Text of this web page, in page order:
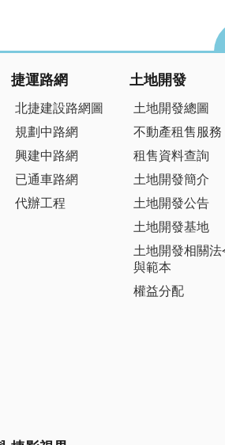
捷運路網
北捷建設路網圖
規劃中路網
興建中路網
已通車路網
代辦工程
土地開發
土地開發總圖
不動產租售服務
租售資料查詢
土地開發簡介
土地開發公告
土地開發基地
土地開發相關法
與範本
權益分配